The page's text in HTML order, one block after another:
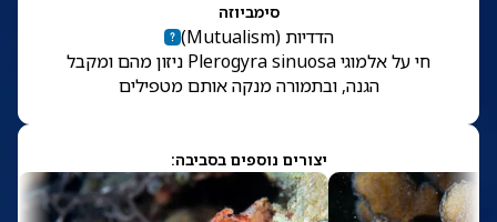
סימביוזה
הדדיות (
Mutualism
)
חי על אלמוגי Plerogyra sinuosa ניזון מהם ומקבל
הגנה, ובתמורה מנקה אותם מטפילים
יצורים נוספים בסביבה: